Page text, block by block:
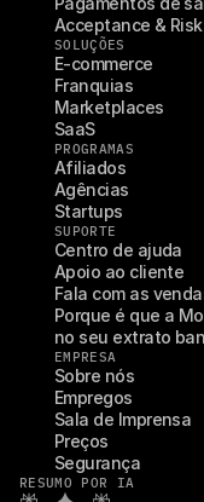
Acceptance & Risk
SOLUÇÕES
E-commerce
Franquias
Marketplaces
SaaS
PROGRAMAS
Afiliados
Agências
Startups
SUPORTE
Centro de ajuda
Apoio ao cliente
Fala com as
Porque é que a
no seu extrato
EMPRESA
Sobre nós
Empregos
Sala de Imprensa
Preços
Segurança
RESUMO POR IA